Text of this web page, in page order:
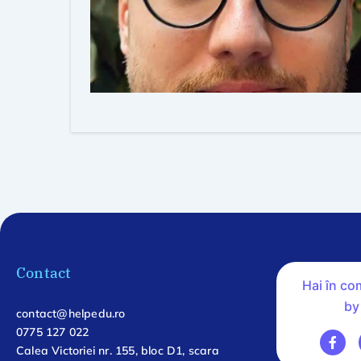
Contact
contact@helpedu.ro
0775 127 022
Calea Victoriei nr. 155, bloc D1, scara
Hai în